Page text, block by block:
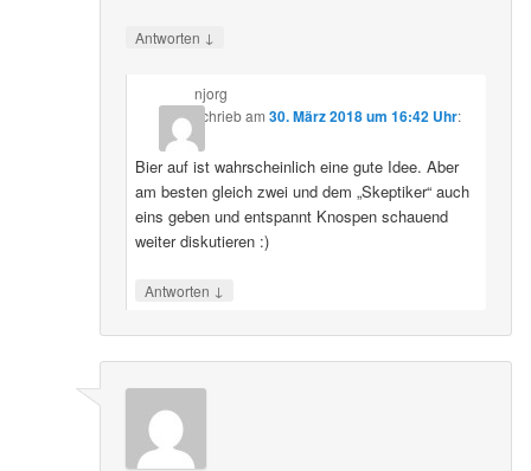
Antworten ↓
njorg
schriebam 30. März 2018 um 16:42 Uhr:
Bier auf ist wahrscheinlich eine gute Idee. Aber
am besten gleich zwei und dem „Skeptiker“ auch
eins geben und entspannt Knospen schauend
weiter diskutieren :)
Antworten ↓